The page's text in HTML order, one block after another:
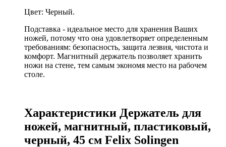
Цвет: Черный.
Подставка - идеальное место для хранения Ваших
ножей, потому что она удовлетворяет определенным
требованиям: безопасность, защита лезвия, чистота и
комфорт. Магнитный держатель позволяет хранить
ножи на стене, тем самым экономя место на рабочем
столе.
Характеристики Держатель для
ножей, магнитный, пластиковый,
черный, 45 см Felix Solingen